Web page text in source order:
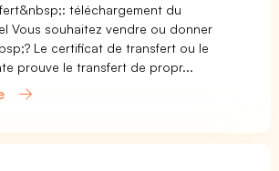
téléchargement du
Vous souhaitez vendre ou donner
Le certificat de transfert ou le
prouve le transfert de propr...